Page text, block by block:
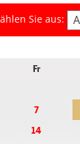
Sie aus:
Fr
7
14